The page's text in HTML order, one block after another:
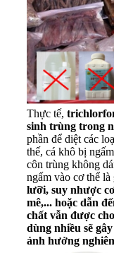
Thực tế,
sinh trùng trong
phần để diệt các
thế, cá khô bị
côn trùng không
ngấm vào cơ thể là
lưỡi, suy nhược
mê,... hoặc dẫn
chất vẫn được
dùng nhiều sẽ
ảnh hưởng